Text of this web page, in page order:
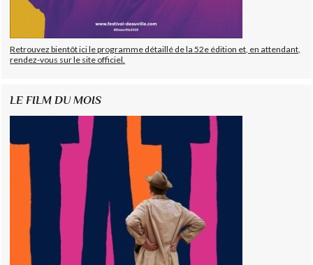
Retrouvez bientôt ici le programme détaillé de la 52e édition et, en attendant,
rendez-vous sur le site officiel.
LE FILM DU MOIS